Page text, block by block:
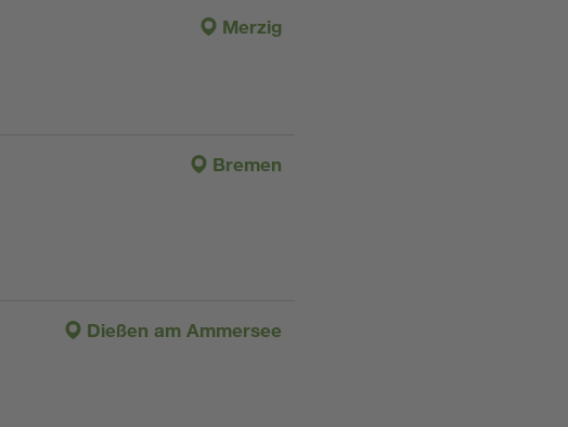
Merzig
Bremen
Dießen am Ammersee